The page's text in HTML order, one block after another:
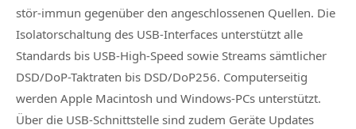
stör-immun gegenüber den angeschlossenen Quellen. Die
Isolatorschaltung des USB-Interfaces unterstützt alle
Standards bis USB-High-Speed sowie Streams sämtlicher
DSD/DoP-Taktraten bis DSD/DoP256. Computerseitig
werden Apple Macintosh und Windows-PCs unterstützt.
Über die USB-Schnittstelle sind zudem Geräte Updates